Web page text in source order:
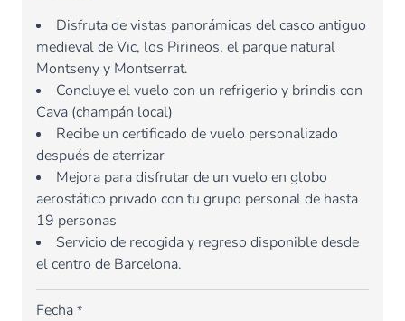
Disfruta de vistas panorámicas del casco antiguo
medieval de Vic, los Pirineos, el parque natural
Montseny y Montserrat.
Concluye el vuelo con un refrigerio y brindis con
Cava (champán local)
Recibe un certificado de vuelo personalizado
después de aterrizar
Mejora para disfrutar de un vuelo en globo
aerostático privado con tu grupo personal de hasta
19 personas
Servicio de recogida y regreso disponible desde
el centro de Barcelona.
Fecha *